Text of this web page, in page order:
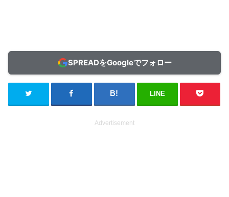
SPREADをGoogleでフォロー
LINE
Advertisement